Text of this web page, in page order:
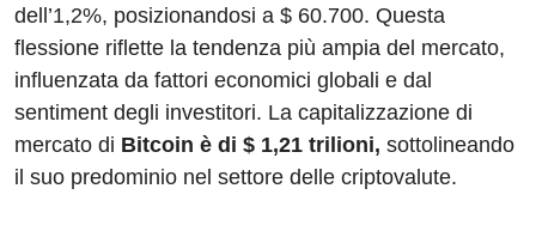
dell’1,2%, posizionandosi a $ 60.700. Questa
flessione riflette la tendenza più ampia del mercato,
influenzata da fattori economici globali e dal
sentiment degli investitori. La capitalizzazione di
mercato di Bitcoin è di $ 1,21 trilioni, sottolineando
il suo predominio nel settore delle criptovalute.